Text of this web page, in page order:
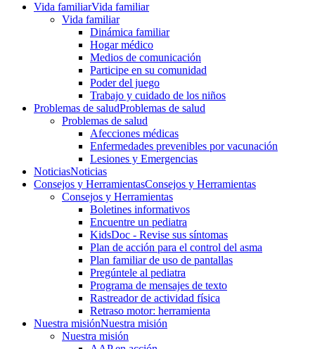
Vida familiarVida familiar
Vida familiar
Dinámica familiar
Hogar médico
Medios de comunicación
Participe en su comunidad
Poder del juego
Trabajo y cuidado de los niños
Problemas de saludProblemas de salud
Problemas de salud
Afecciones médicas
Enfermedades prevenibles por vacunación
Lesiones y Emergencias
NoticiasNoticias
Consejos y HerramientasConsejos y Herramientas
Consejos y Herramientas
Boletines informativos
Encuentre un pediatra
KidsDoc - Revise sus síntomas
Plan de acción para el control del asma
Plan familiar de uso de pantallas
Pregúntele al pediatra
Programa de mensajes de texto
Rastre​​ador de activida​d física
Retraso motor: herramienta
Nuestra misiónNuestra misión
Nuestra misión